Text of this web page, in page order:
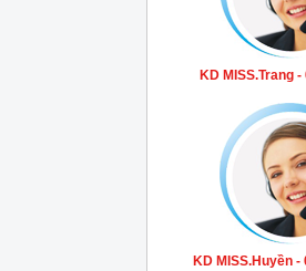
KD MISS.Trang
KD MISS.Huyền -